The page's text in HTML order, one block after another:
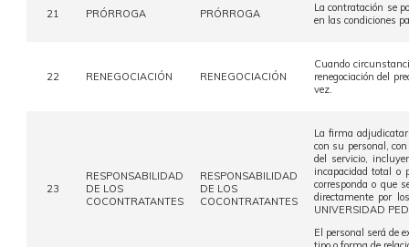
21 PRÓRROGA PRÓRROGA
La contratación se
en las condiciones
22 RENEGOCIACIÓN RENEGOCIACIÓN
Cuando
renegociación del
vez.
23
RESPONSABILIDAD
DE LOS
COCONTRATANTES
RESPONSABILIDAD
DE LOS
COCONTRATANTES
La firma
con su personal,
del servicio,
incapacidad total o
corresponda o que
directamente por
UNIVERSIDAD
El personal será de